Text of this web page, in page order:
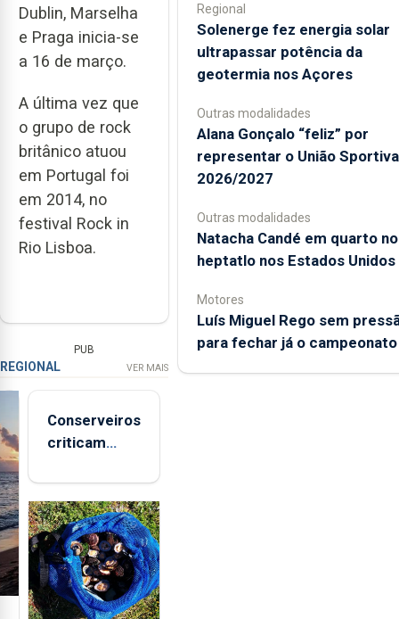
Dublin, Marselha
e Praga inicia-se
a 16 de março.
A última vez que
o grupo de rock
britânico atuou
em Portugal foi
em 2014, no
festival Rock in
Rio Lisboa.
PUB
REGIONAL VER MAIS
Conserveiros
criticam
brancas com
selo Marca
Açores
Regional
Solenerge fez energia solar
ultrapassar potência da
geotermia nos Açores
Outras modalidades
Alana Gonçalo “feliz” por
representar o União
2026/2027
Outras modalidades
Natacha Candé em quarto no
heptatlo nos Estados Unidos
Motores
Luís Miguel Rego sem
para fechar já o campeonato